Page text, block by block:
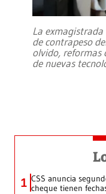
La
de contrapeso
olvido, reformas
de nuevas
1 CSS anuncia
cheque tienen